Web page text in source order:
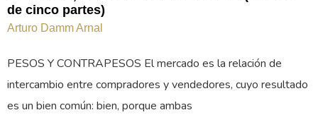
de cinco partes)
Arturo Damm Arnal
PESOS Y CONTRAPESOS El mercado es la relación de
intercambio entre compradores y vendedores, cuyo resultado
es un bien común: bien, porque ambas